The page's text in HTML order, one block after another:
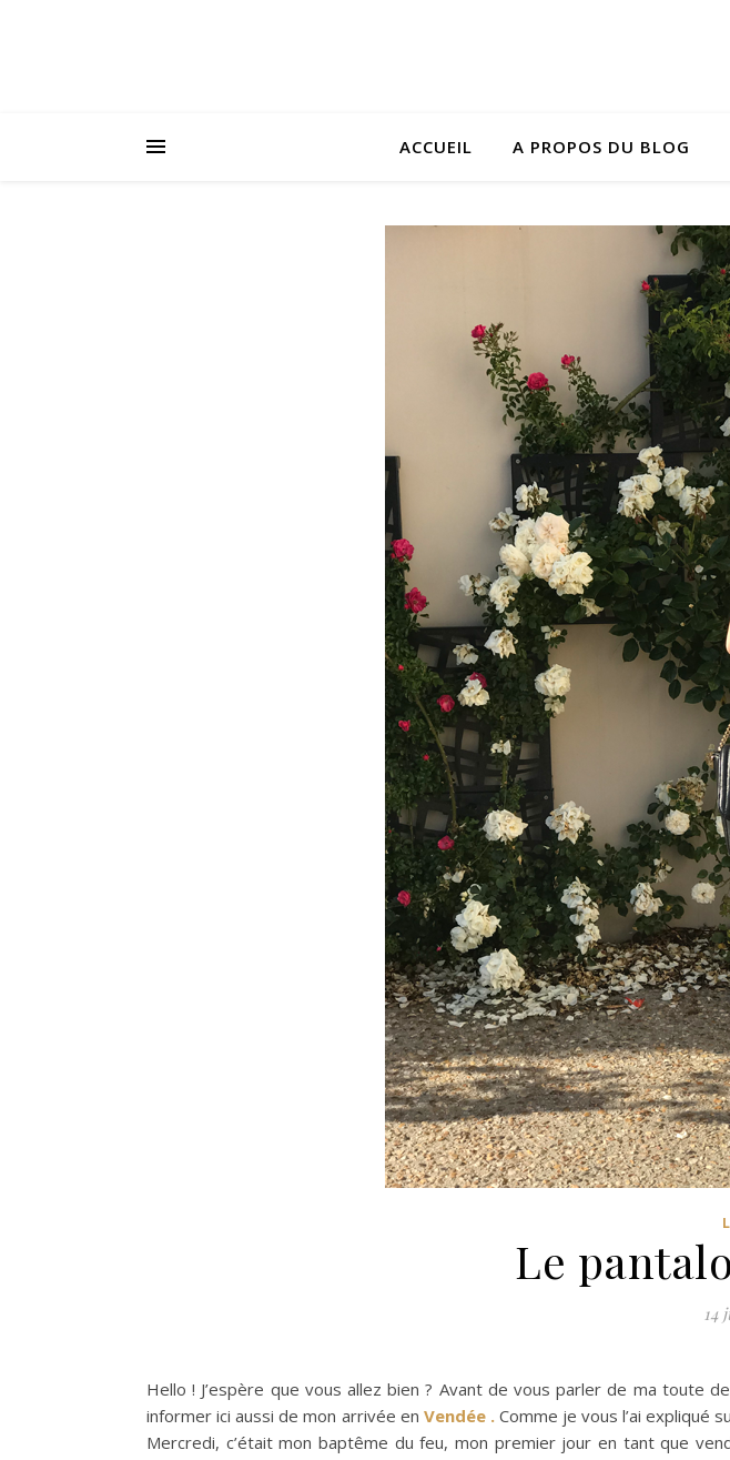
ACCUEIL A PROPOS DU BLOG
Le
14
Hello ! J’espère que vous allez bien ? Avant de vous parler de ma toute
informer ici aussi de mon arrivée en Vendée .Comme je vous l’ai expliqué
Mercredi, c’était mon baptême du feu, mon premier jour en tant que